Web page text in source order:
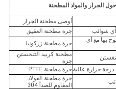
الجرار والمواد المطحنة
أوصى مطحنة الجرار
شوائب
جرة مطحنة العقيق
بها مع أي
جرة مطحنة زركونيا
مطحنة كربيد التنجستن
جرة
درجة حرارة عالية جرة مطحنة PTFE
جرة مطحنة الفولاذ
المقاوم للصدأ 304